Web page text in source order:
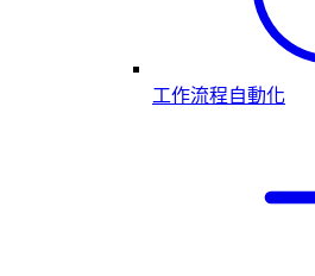
工作流程自動化